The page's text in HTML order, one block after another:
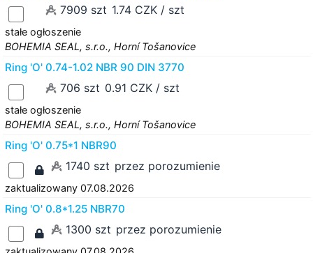
7909 szt 1.74 CZK / szt
stałe ogłoszenie
BOHEMIA SEAL, s.r.o., Horní Tošanovice
Ring 'O' 0.74-1.02 NBR 90 DIN 3770
706 szt 0.91 CZK / szt
stałe ogłoszenie
BOHEMIA SEAL, s.r.o., Horní Tošanovice
Ring 'O' 0.75*1 NBR90
1740 szt przez porozumienie
zaktualizowany 07.08.2026
Ring 'O' 0.8*1.25 NBR70
1300 szt przez porozumienie